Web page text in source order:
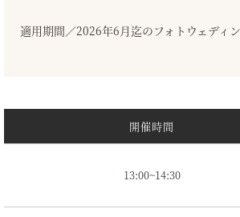
適用期間／2026年6月迄のフォトウェディ
開催時間
13:00~14:30